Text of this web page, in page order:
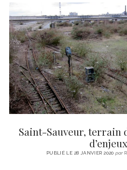
Saint-Sauveur, terrain
d’enjeux
PUBLIÉ LE 28 JANVIER 2020 par